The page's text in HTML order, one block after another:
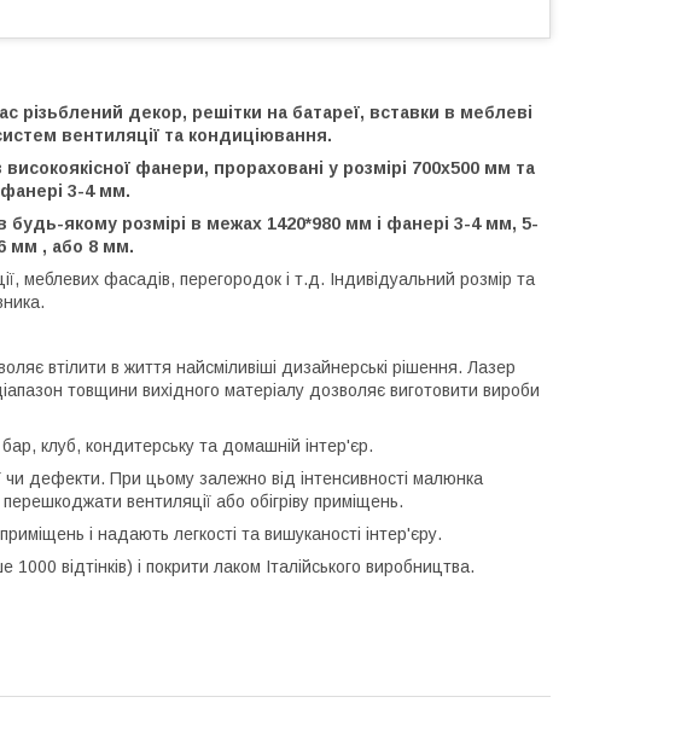
декор, решітки на батареї, вставки в меблеві
вентиляції та кондиціювання.
фанери, прораховані у розмірі 700х500 мм та
фанері 3-4 мм.
якому розмірі в межах 1420*980 мм і фанері 3-4 мм, 5-
мм , або 8 мм.
меблевих фасадів, перегородок і т.д. Індивідуальний розмір та
втілити в життя найсміливіші дизайнерські рішення. Лазер
товщини вихідного матеріалу дозволяє виготовити вироби
клуб, кондитерську та домашній інтер'єр.
чи дефекти. При цьому залежно від інтенсивності малюнка
вентиляції або обігріву приміщень.
і надають легкості та вишуканості інтер'єру.
відтінків) і покрити лаком Італійського виробництва.